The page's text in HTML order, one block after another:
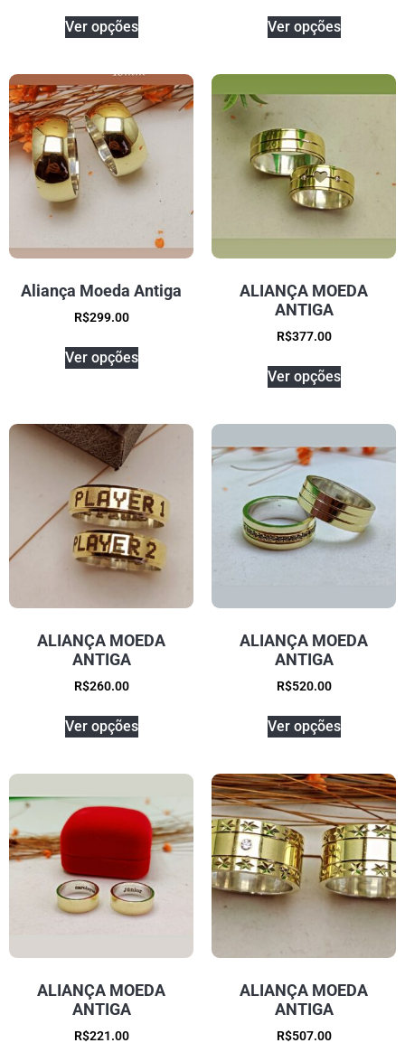
Ver opções Ver opções
Aliança Moeda Antiga
R$299.00
Ver opções
ALIANÇA MOEDA
ANTIGA
R$377.00
Ver opções
ALIANÇA MOEDA
ANTIGA
R$260.00
Ver opções
ALIANÇA MOEDA
ANTIGA
R$520.00
Ver opções
ALIANÇA MOEDA
ANTIGA
R$221.00
ALIANÇA MOEDA
ANTIGA
R$507.00